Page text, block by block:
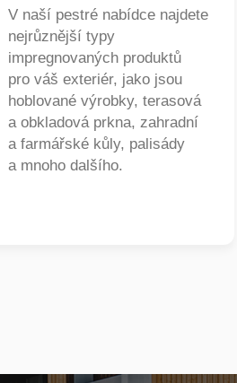
V naší pestré nabídce najdete
nejrůznější typy
impregnovaných produktů
pro váš exteriér, jako jsou
hoblované výrobky, terasová
a obkladová prkna, zahradní
a farmářské kůly, palisády
a mnoho dalšího.